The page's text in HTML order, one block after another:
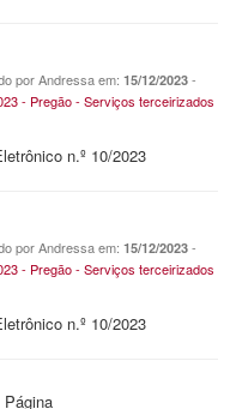
por Andressa em: 15/12/2023 -
- Pregão - Serviços terceirizados
n.º 10/2023
por Andressa em: 15/12/2023 -
- Pregão - Serviços terceirizados
n.º 10/2023
Página